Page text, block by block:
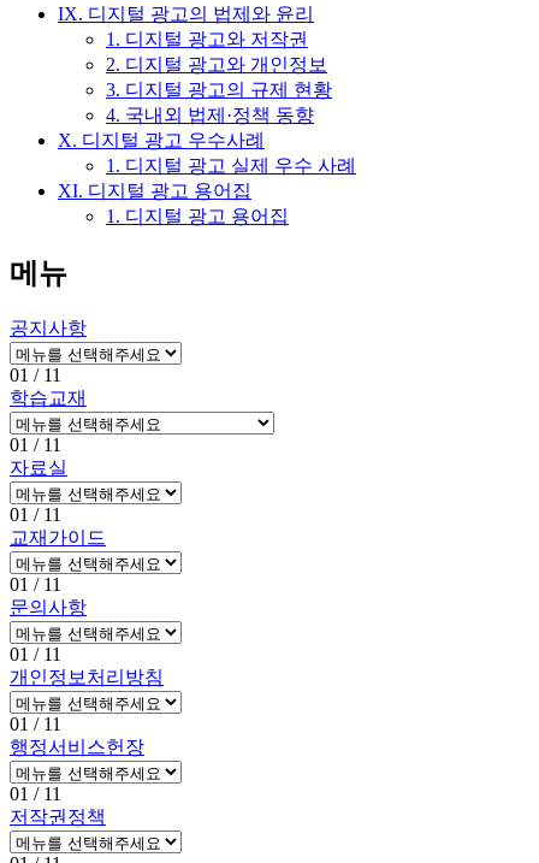
IX. 디지털 광고의 법제와 윤리
1. 디지털 광고와 저작권
2. 디지털 광고와 개인정보
3. 디지털 광고의 규제 현황
4. 국내외 법제·정책 동향
X. 디지털 광고 우수사례
1. 디지털 광고 실제 우수 사례
XI. 디지털 광고 용어집
1. 디지털 광고 용어집
메뉴
공지사항
01 / 11
학습교재
01 / 11
자료실
01 / 11
교재가이드
01 / 11
문의사항
01 / 11
개인정보처리방침
01 / 11
행정서비스헌장
01 / 11
저작권정책